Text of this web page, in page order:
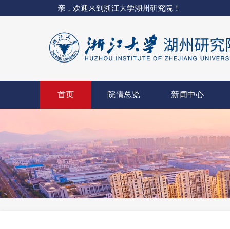
亲，欢迎来到浙江大学湖州研究院！
首页 院情总览 新闻中心